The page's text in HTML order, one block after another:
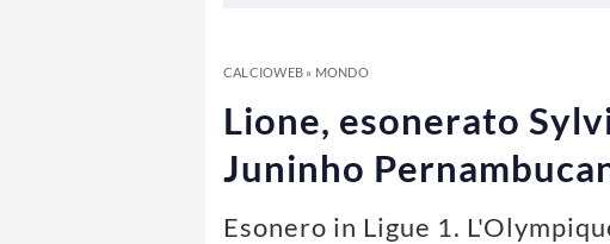
CALCIOWEB» MONDO
Lione, esonerato
Juninho
Esonero in Ligue 1.